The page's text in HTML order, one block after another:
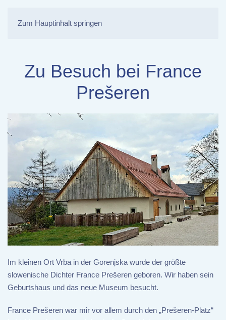
Zum Hauptinhalt springen
Zu Besuch bei France
Prešeren
Im kleinen Ort Vrba in der Gorenjska wurde der größte
slowenische Dichter France Prešeren geboren. Wir haben sein
Geburtshaus und das neue Museum besucht.
France Prešeren war mir vor allem durch den „Prešeren-Platz“